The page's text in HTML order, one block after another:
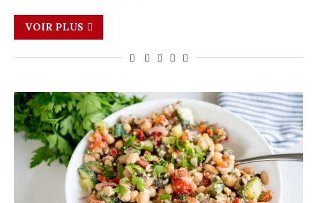
VOIR PLUS